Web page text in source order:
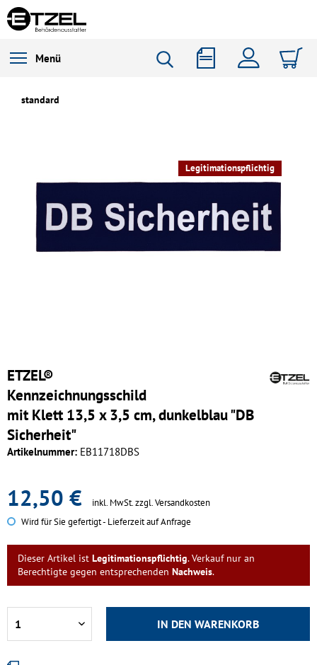
Menü
standard
Legitimationspflichtig
ETZEL®
Kennzeichnungsschild
mit Klett 13,5 x 3,5 cm, dunkelblau "DB
Sicherheit"
Artikelnummer: EB11718DBS
12,50 € inkl. MwSt.zzgl. Versandkosten
Wird für Sie gefertigt - Lieferzeit auf Anfrage
Dieser Artikel ist Legitimationspflichtig. Verkauf nur an
Berechtigte gegen entsprechenden Nachweis.
IN DEN WARENKORB